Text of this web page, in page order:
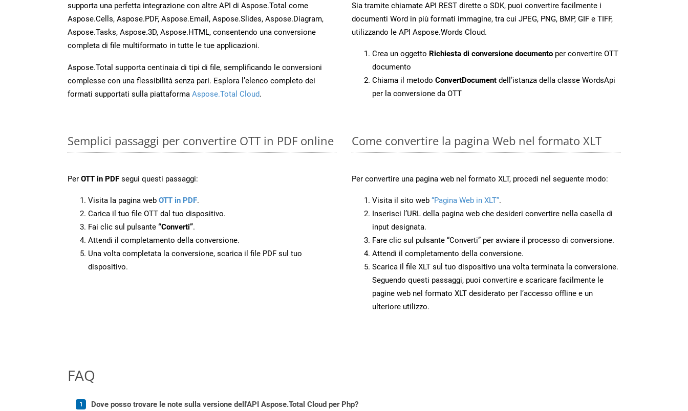
supporta una perfetta integrazione con altre API di Aspose.Total come
Aspose.Cells, Aspose.PDF, Aspose.Email, Aspose.Slides, Aspose.Diagram,
Aspose.Tasks, Aspose.3D, Aspose.HTML, consentendo una conversione
completa di file multiformato in tutte le tue applicazioni.
Aspose.Total supporta centinaia di tipi di file, semplificando le conversioni
complesse con una flessibilità senza pari. Esplora l’elenco completo dei
formati supportati sulla piattaforma Aspose.Total Cloud.
Sia tramite chiamate API REST dirette o SDK, puoi convertire facilmente i
documenti Word in più formati immagine, tra cui JPEG, PNG, BMP, GIF e TIFF,
utilizzando le API Aspose.Words Cloud.
Crea un oggetto Richiesta di conversione documento per convertire OTT
documento
Chiama il metodo ConvertDocument dell’istanza della classe WordsApi
per la conversione da OTT
Semplici passaggi per convertire OTT in PDF online
Per OTT in PDF segui questi passaggi:
Visita la pagina web OTT in PDF.
Carica il tuo file OTT dal tuo dispositivo.
Fai clic sul pulsante “Converti”.
Attendi il completamento della conversione.
Una volta completata la conversione, scarica il file PDF sul tuo
dispositivo.
Come convertire la pagina Web nel formato XLT
Per convertire una pagina web nel formato XLT, procedi nel seguente modo:
Visita il sito web “Pagina Web in XLT”.
Inserisci l’URL della pagina web che desideri convertire nella casella di
input designata.
Fare clic sul pulsante “Converti” per avviare il processo di conversione.
Attendi il completamento della conversione.
Scarica il file XLT sul tuo dispositivo una volta terminata la conversione.
Seguendo questi passaggi, puoi convertire e scaricare facilmente le
pagine web nel formato XLT desiderato per l’accesso offline e un
ulteriore utilizzo.
FAQ
Dove posso trovare le note sulla versione dell'API Aspose.Total Cloud per Php?